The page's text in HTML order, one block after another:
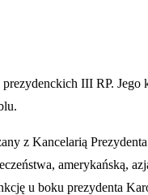
III RP. Jego
z Kancelarią
amerykańską,
u boku prezydenta